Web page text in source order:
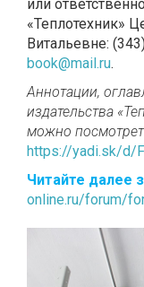
или
«Теплотехник»
Витальевне:
book@mail.ru.
Аннотации,
издательства
можно
https://yadi.sk/d/
Читайте далее
online.ru/forum/